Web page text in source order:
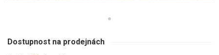
Benzínové pily
Dostupnost na prodejnách